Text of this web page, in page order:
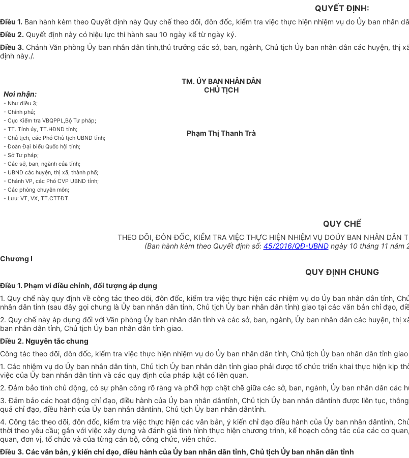
QUYẾT ĐỊNH:
Điều 1. Ban hành kèm theo Quyết định này Quy chế theo dõi, đôn đốc, kiểm tra việc thực hiện nhiệm vụ do Ủy ban nhân
Điều 2. Quyết định này có hiệu lực thi hành sau 10 ngày kể từ ngày ký.
Điều 3. Chánh Văn phòng Ủy ban nhân dân tỉnh,thủ trưởng các sở, ban, ngành, Chủ tịch Ủy ban nhân dân các huyện,
định này./.
Nơi nhận:
- Như điều 3;
- Chính phủ;
- Cục Kiểm tra VBQPPL,Bộ Tư pháp;
- TT. Tỉnh ủy, TT.HĐND tỉnh;
- Chủ tịch, các Phó Chủ tịch UBND tỉnh;
- Đoàn Đại biểu Quốc hội tỉnh;
- Sở Tư pháp;
- Các sở, ban, ngành của tỉnh;
- UBND các huyện, thị xã, thành phố;
- Chánh VP, các Phó CVP UBND tỉnh;
- Các phòng chuyên môn;
- Lưu: VT, VX, TT.CTTĐT.
TM.ỦY BAN NHÂN DÂN
CHỦ TỊCH
Phạm Thị Thanh Trà
QUY CHẾ
THEO DÕI, ĐÔN ĐỐC, KIỂM TRA VIỆC THỰC HIỆN NHIỆM VỤ DOỦY BAN NHÂN DÂN
(Ban hành kèm theo Quyết định số: 45/2016/QĐ-UBND ngày 10 tháng 11 năm
Chương I
QUY ĐỊNH CHUNG
Điều 1. Phạm vi điều chỉnh, đối tượng áp dụng
1. Quy chế này quy định về công tác theo dõi, đôn đốc, kiểm tra việc thực hiện các nhiệm vụ do Ủy ban nhân dân tỉnh,
nhân dân tỉnh (sau đây gọi chung là Ủy ban nhân dân tỉnh, Chủ tịch Ủy ban nhân dân tỉnh) giao tại các văn bản chỉ đạo,
2. Quy chế này áp dụng đối với Văn phòng Ủy ban nhân dân tỉnh và các sở, ban, ngành, Ủy ban nhân dân các huyện, thị x
ban nhân dân tỉnh, Chủ tịch Ủy ban nhân dân tỉnh giao.
Điều 2. Nguyên tắc chung
Công tác theo dõi, đôn đốc, kiểm tra việc thực hiện nhiệm vụ do Ủy ban nhân dân tỉnh, Chủ tịch Ủy ban nhân dân tỉnh
1. Các nhiệm vụ do Ủy ban nhân dân tỉnh, Chủ tịch Ủy ban nhân dân tỉnh giao phải được tổ chức triển khai thực hiện kịp
việc của Ủy ban nhân dân tỉnh và các quy định của pháp luật có liên quan.
2. Đảm bảo tính chủ động, có sự phân công rõ ràng và phối hợp chặt chẽ giữa các sở, ban, ngành, Ủy ban nhân dân các
3. Đảm bảo các hoạt động chỉ đạo, điều hành của Ủy ban nhân dântỉnh, Chủ tịch Ủy ban nhân dântỉnh được liên tục, th
quả chỉ đạo, điều hành của Ủy ban nhân dântỉnh, Chủ tịch Ủy ban nhân dântỉnh.
4. Công tác theo dõi, đôn đốc, kiểm tra việc thực hiện các văn bản, ý kiến chỉ đạo điều hành của Ủy ban nhân dântỉnh,
thời theo yêu cầu; gắn với việc xây dựng và đánh giá tình hình thực hiện chương trình, kế hoạch công tác của các cơ
quan, đơn vị, tổ chức và của từng cán bộ, công chức, viên chức.
Điều 3. Các văn bản, ý kiến chỉ đạo, điều hành của Ủy ban nhân dân tỉnh, Chủ tịch Ủy ban nhân dân tỉnh